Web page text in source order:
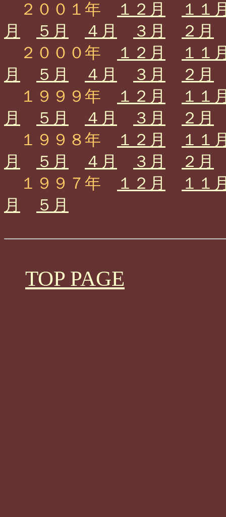
２００１年
１２月
１１
月
５月 ４月 ３月
２月
２０００年
１２月
１１
月
５月 ４月 ３月
２月
１９９９年
１２月
１１
月
５月 ４月 ３月
２月
１９９８年
１２月
１１
月
５月 ４月 ３月
２月
１９９７年
１２月
１１
月
５月
TOP PAGE